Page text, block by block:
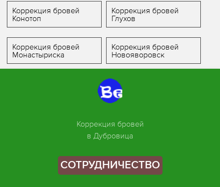
Коррекция бровей
Конотоп
Коррекция бровей
Глухов
Коррекция бровей
Монастыриска
Коррекция бровей
Новояворовск
Коррекция бровей
в Дубровица
СОТРУДНИЧЕСТВО